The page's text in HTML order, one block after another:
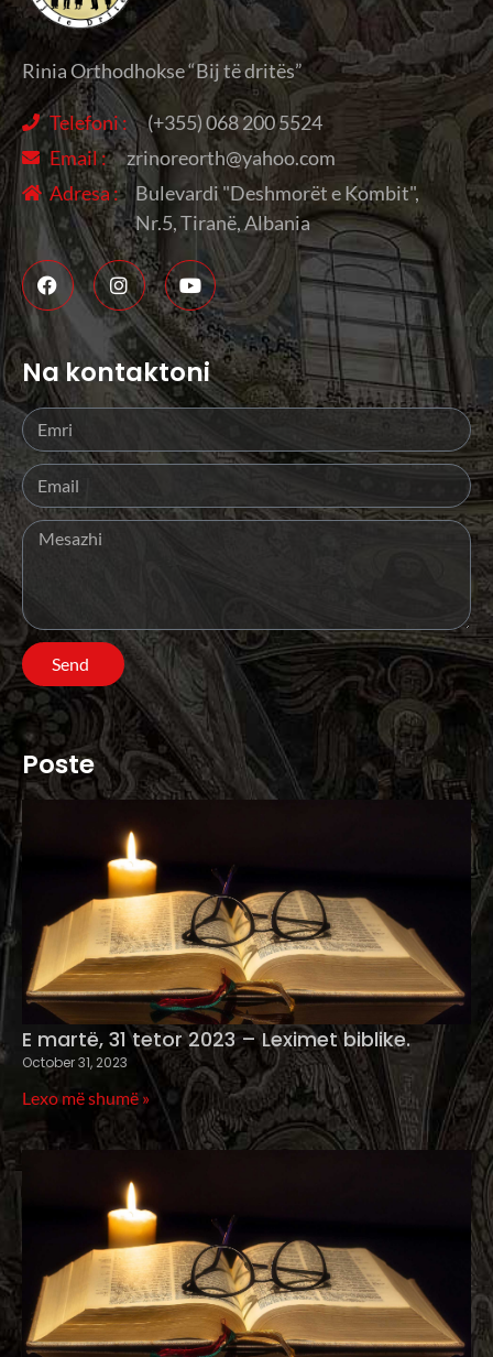
Rinia Orthodhokse “Bij të dritës”
Telefoni :
(+355) 068 200 5524
Email :
zrinoreorth@yahoo.com
Adresa :
Bulevardi "Deshmorët e Kombit",
Nr.5, Tiranë, Albania
Na kontaktoni
Send
Poste
E martë, 31 tetor 2023 – Leximet biblike.
October 31, 2023
Lexo më shumë »